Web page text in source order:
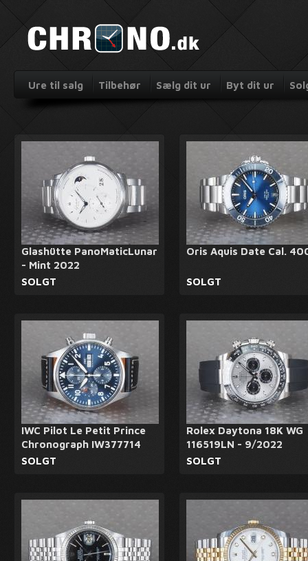
Ure til salg Tilbehør Sælg dit ur Byt dit ur
Glashütte PanoMaticLunar
- Mint 2022
SOLGT
Oris Aquis Date Cal.
SOLGT
IWC Pilot Le Petit Prince
Chronograph IW377714
SOLGT
Rolex Daytona 18K WG
116519LN - 9/2022
SOLGT